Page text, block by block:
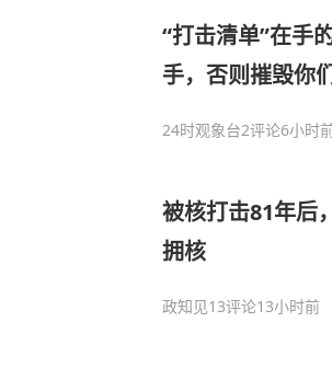
“打击清单”在手
手，否则摧毁你
24时观象台2评论6小时
被核打击81年后
拥核
政知见13评论13小时前